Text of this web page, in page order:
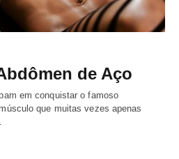
de Aço
em conquistar o famoso
que muitas vezes apenas